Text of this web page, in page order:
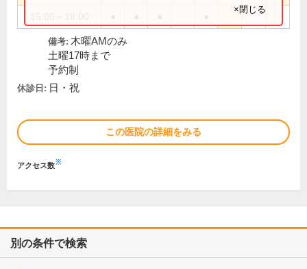
×閉じる
備考: 木曜AMのみ
土曜17時まで
予約制
休診日: 日・祝
この医院の詳細をみる
アクセス数※
別の条件で検索